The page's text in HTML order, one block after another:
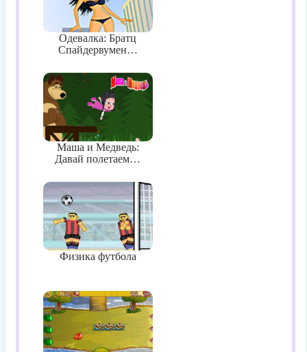
Одевалка: Братц
Спайдервумен…
Маша и Медведь:
Давай полетаем…
Физика футбола